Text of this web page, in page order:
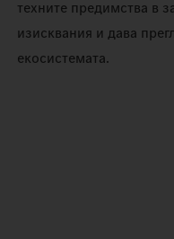
техните предимства в
изисквания и дава
екосистемата.